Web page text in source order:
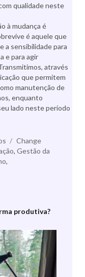
qualidade neste
à mudança é
é aquele que
a sensibilidade para
e para agir
através
que permitem
manutenção de
enquanto
lado neste período
Etiquetas
Change
, Gestão da
,
produtiva?